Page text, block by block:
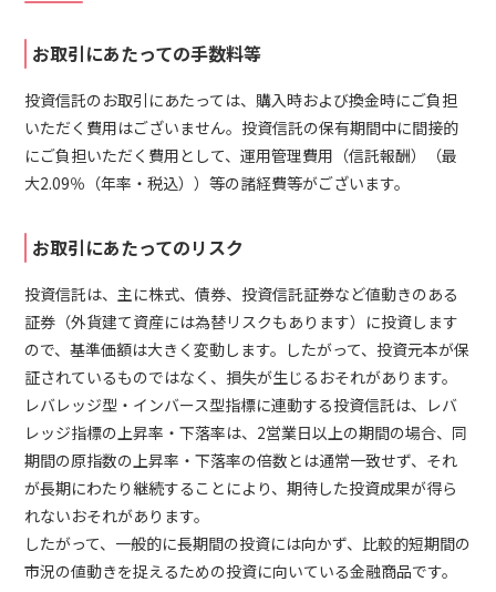
お取引にあたっての手数料等
投資信託のお取引にあたっては、購入時および換金時にご負担
いただく費用はございません。投資信託の保有期間中に間接的
にご負担いただく費用として、運用管理費用（信託報酬）（最
大2.09％（年率・税込））等の諸経費等がございます。
お取引にあたってのリスク
投資信託は、主に株式、債券、投資信託証券など値動きのある
証券（外貨建て資産には為替リスクもあります）に投資します
ので、基準価額は大きく変動します。したがって、投資元本が保
証されているものではなく、損失が生じるおそれがあります。
レバレッジ型・インバース型指標に連動する投資信託は、レバ
レッジ指標の上昇率・下落率は、2営業日以上の期間の場合、同
期間の原指数の上昇率・下落率の倍数とは通常一致せず、それ
が長期にわたり継続することにより、期待した投資成果が得ら
れないおそれがあります。
したがって、一般的に長期間の投資には向かず、比較的短期間の
市況の値動きを捉えるための投資に向いている金融商品です。